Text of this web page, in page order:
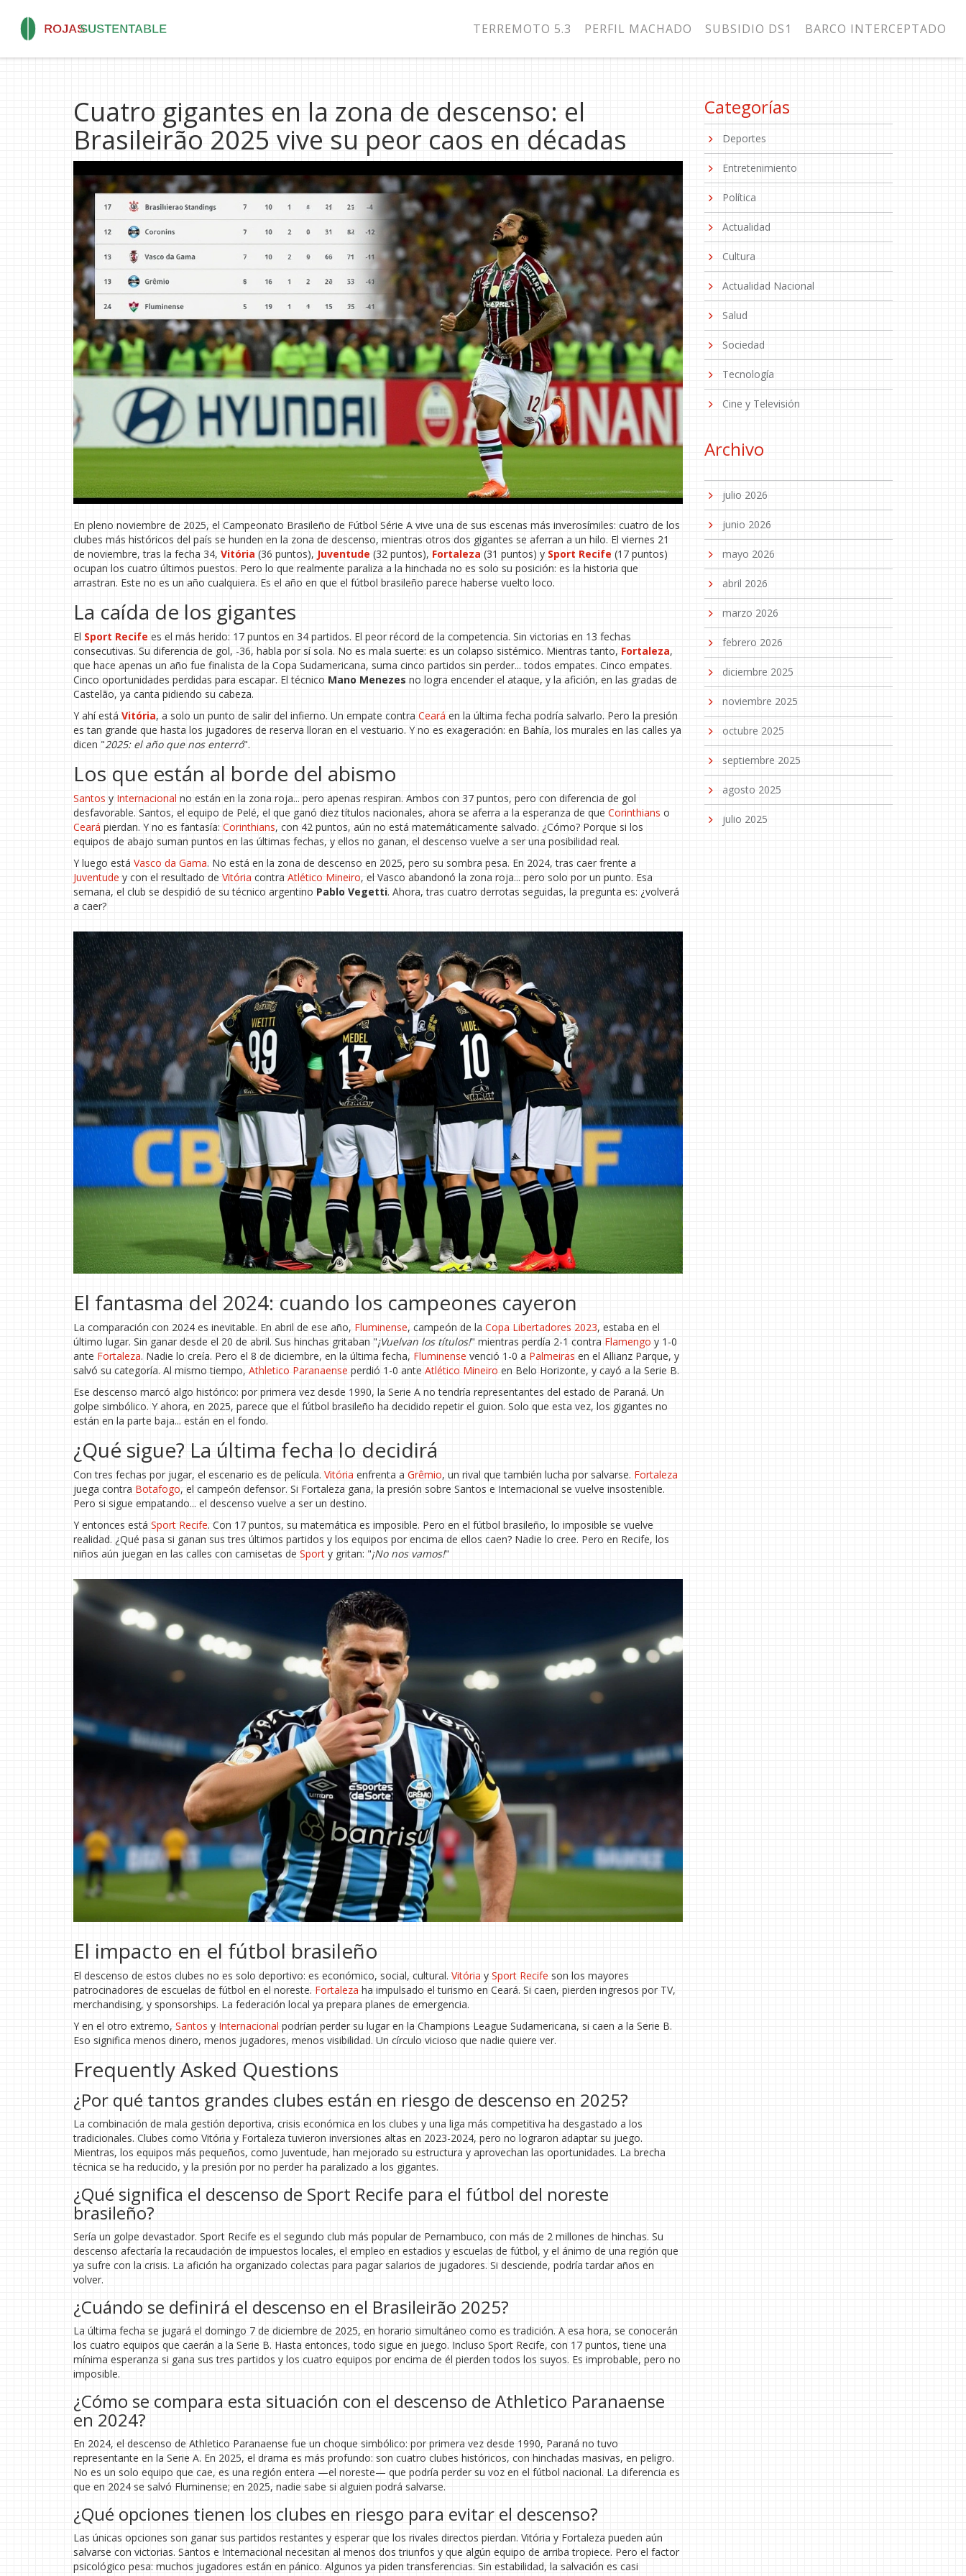
TERREMOTO 5.3 PERFIL MACHADO SUBSIDIO DS1 BARCO INTERCEPTADO
Cuatro gigantes en la zona de descenso: el
Brasileirão 2025 vive su peor caos en décadas
En pleno noviembre de 2025, el Campeonato Brasileño de Fútbol Série A vive una de sus escenas más inverosímiles: cuatro de los
clubes más históricos del país se hunden en la zona de descenso, mientras otros dos gigantes se aferran a un hilo. El viernes 21
de noviembre, tras la fecha 34, Vitória (36 puntos), Juventude (32 puntos), Fortaleza (31 puntos) y Sport Recife (17 puntos)
ocupan los cuatro últimos puestos. Pero lo que realmente paraliza a la hinchada no es solo su posición: es la historia que
arrastran. Este no es un año cualquiera. Es el año en que el fútbol brasileño parece haberse vuelto loco.
La caída de los gigantes
El Sport Recife es el más herido: 17 puntos en 34 partidos. El peor récord de la competencia. Sin victorias en 13 fechas
consecutivas. Su diferencia de gol, -36, habla por sí sola. No es mala suerte: es un colapso sistémico. Mientras tanto, Fortaleza,
que hace apenas un año fue finalista de la Copa Sudamericana, suma cinco partidos sin perder... todos empates. Cinco empates.
Cinco oportunidades perdidas para escapar. El técnico Mano Menezes no logra encender el ataque, y la afición, en las gradas de
Castelão, ya canta pidiendo su cabeza.
Y ahí está Vitória, a solo un punto de salir del infierno. Un empate contra Ceará en la última fecha podría salvarlo. Pero la presión
es tan grande que hasta los jugadores de reserva lloran en el vestuario. Y no es exageración: en Bahía, los murales en las calles ya
dicen "2025: el año que nos enterró".
Los que están al borde del abismo
Santos y Internacional no están en la zona roja... pero apenas respiran. Ambos con 37 puntos, pero con diferencia de gol
desfavorable. Santos, el equipo de Pelé, el que ganó diez títulos nacionales, ahora se aferra a la esperanza de que Corinthians o
Ceará pierdan. Y no es fantasía: Corinthians, con 42 puntos, aún no está matemáticamente salvado. ¿Cómo? Porque si los
equipos de abajo suman puntos en las últimas fechas, y ellos no ganan, el descenso vuelve a ser una posibilidad real.
Y luego está Vasco da Gama. No está en la zona de descenso en 2025, pero su sombra pesa. En 2024, tras caer frente a
Juventude y con el resultado de Vitória contra Atlético Mineiro, el Vasco abandonó la zona roja... pero solo por un punto. Esa
semana, el club se despidió de su técnico argentino Pablo Vegetti. Ahora, tras cuatro derrotas seguidas, la pregunta es: ¿volverá
a caer?
El fantasma del 2024: cuando los campeones cayeron
La comparación con 2024 es inevitable. En abril de ese año, Fluminense, campeón de la Copa Libertadores 2023, estaba en el
último lugar. Sin ganar desde el 20 de abril. Sus hinchas gritaban "¡Vuelvan los títulos!" mientras perdía 2-1 contra Flamengo y 1-0
ante Fortaleza. Nadie lo creía. Pero el 8 de diciembre, en la última fecha, Fluminense venció 1-0 a Palmeiras en el Allianz Parque, y
salvó su categoría. Al mismo tiempo, Athletico Paranaense perdió 1-0 ante Atlético Mineiro en Belo Horizonte, y cayó a la Serie B.
Ese descenso marcó algo histórico: por primera vez desde 1990, la Serie A no tendría representantes del estado de Paraná. Un
golpe simbólico. Y ahora, en 2025, parece que el fútbol brasileño ha decidido repetir el guion. Solo que esta vez, los gigantes no
están en la parte baja... están en el fondo.
¿Qué sigue? La última fecha lo decidirá
Con tres fechas por jugar, el escenario es de película. Vitória enfrenta a Grêmio, un rival que también lucha por salvarse. Fortaleza
juega contra Botafogo, el campeón defensor. Si Fortaleza gana, la presión sobre Santos e Internacional se vuelve insostenible.
Pero si sigue empatando... el descenso vuelve a ser un destino.
Y entonces está Sport Recife. Con 17 puntos, su matemática es imposible. Pero en el fútbol brasileño, lo imposible se vuelve
realidad. ¿Qué pasa si ganan sus tres últimos partidos y los equipos por encima de ellos caen? Nadie lo cree. Pero en Recife, los
niños aún juegan en las calles con camisetas de Sport y gritan: "¡No nos vamos!"
El impacto en el fútbol brasileño
El descenso de estos clubes no es solo deportivo: es económico, social, cultural. Vitória y Sport Recife son los mayores
patrocinadores de escuelas de fútbol en el noreste. Fortaleza ha impulsado el turismo en Ceará. Si caen, pierden ingresos por TV,
merchandising, y sponsorships. La federación local ya prepara planes de emergencia.
Y en el otro extremo, Santos y Internacional podrían perder su lugar en la Champions League Sudamericana, si caen a la Serie B.
Eso significa menos dinero, menos jugadores, menos visibilidad. Un círculo vicioso que nadie quiere ver.
Frequently Asked Questions
¿Por qué tantos grandes clubes están en riesgo de descenso en 2025?
La combinación de mala gestión deportiva, crisis económica en los clubes y una liga más competitiva ha desgastado a los
tradicionales. Clubes como Vitória y Fortaleza tuvieron inversiones altas en 2023-2024, pero no lograron adaptar su juego.
Mientras, los equipos más pequeños, como Juventude, han mejorado su estructura y aprovechan las oportunidades. La brecha
técnica se ha reducido, y la presión por no perder ha paralizado a los gigantes.
¿Qué significa el descenso de Sport Recife para el fútbol del noreste
brasileño?
Sería un golpe devastador. Sport Recife es el segundo club más popular de Pernambuco, con más de 2 millones de hinchas. Su
descenso afectaría la recaudación de impuestos locales, el empleo en estadios y escuelas de fútbol, y el ánimo de una región que
ya sufre con la crisis. La afición ha organizado colectas para pagar salarios de jugadores. Si desciende, podría tardar años en
volver.
¿Cuándo se definirá el descenso en el Brasileirão 2025?
La última fecha se jugará el domingo 7 de diciembre de 2025, en horario simultáneo como es tradición. A esa hora, se conocerán
los cuatro equipos que caerán a la Serie B. Hasta entonces, todo sigue en juego. Incluso Sport Recife, con 17 puntos, tiene una
mínima esperanza si gana sus tres partidos y los cuatro equipos por encima de él pierden todos los suyos. Es improbable, pero no
imposible.
¿Cómo se compara esta situación con el descenso de Athletico Paranaense
en 2024?
En 2024, el descenso de Athletico Paranaense fue un choque simbólico: por primera vez desde 1990, Paraná no tuvo
representante en la Serie A. En 2025, el drama es más profundo: son cuatro clubes históricos, con hinchadas masivas, en peligro.
No es un solo equipo que cae, es una región entera —el noreste— que podría perder su voz en el fútbol nacional. La diferencia es
que en 2024 se salvó Fluminense; en 2025, nadie sabe si alguien podrá salvarse.
¿Qué opciones tienen los clubes en riesgo para evitar el descenso?
Las únicas opciones son ganar sus partidos restantes y esperar que los rivales directos pierdan. Vitória y Fortaleza pueden aún
salvarse con victorias. Santos e Internacional necesitan al menos dos triunfos y que algún equipo de arriba tropiece. Pero el factor
psicológico pesa: muchos jugadores están en pánico. Algunos ya piden transferencias. Sin estabilidad, la salvación es casi
Categorías
Deportes
Entretenimiento
Política
Actualidad
Cultura
Actualidad Nacional
Salud
Sociedad
Tecnología
Cine y Televisión
Archivo
julio 2026
junio 2026
mayo 2026
abril 2026
marzo 2026
febrero 2026
diciembre 2025
noviembre 2025
octubre 2025
septiembre 2025
agosto 2025
julio 2025